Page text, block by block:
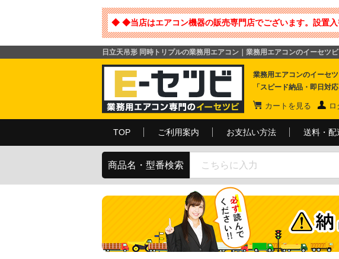
◆ ◆当店はエアコン機器の販売専門店でございます。設置
日立天吊形 同時トリプルの業務用エアコン｜業務用エアコンのイーセツビ
業務用エアコンのイーセ
「スピード納品・即日対
カートを見る ロ
TOP ご利用案内 お支払い方法 送料・配
商品名・型番検索